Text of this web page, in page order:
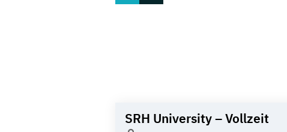
SRH University – Vollzeit